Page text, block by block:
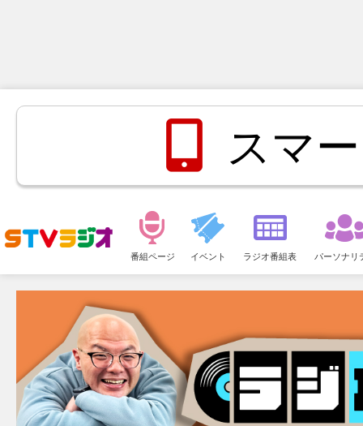
スマ
ュ
ー
番組ページ イベント ラジオ番組表 パーソナリ